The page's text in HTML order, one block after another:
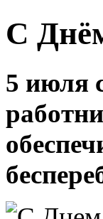
С
5 июля